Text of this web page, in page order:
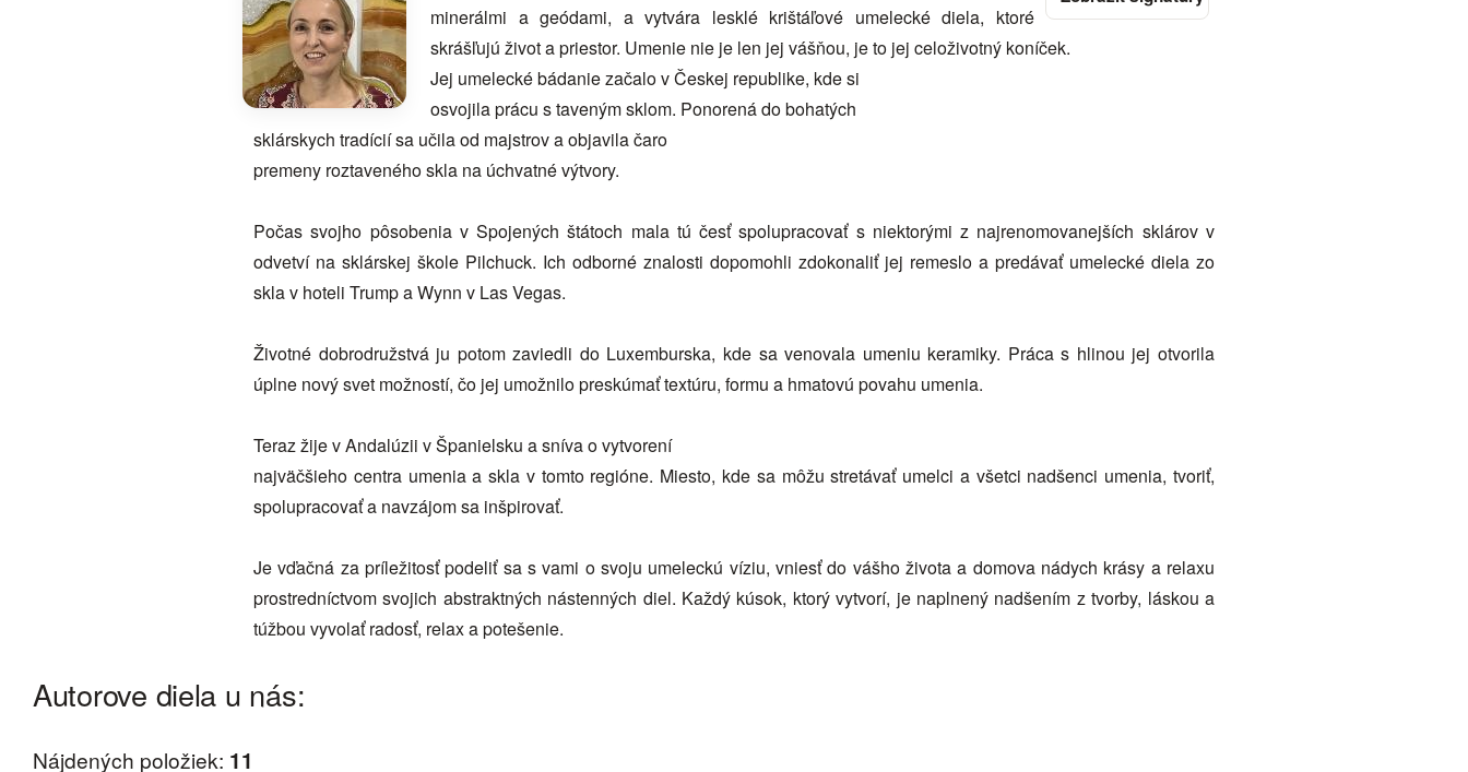
minerálmi a geódami, a vytvára lesklé krištáľové umelecké diela, ktoré
skrášľujú život a priestor. Umenie nie je len jej vášňou, je to jej celoživotný koníček.
Jej umelecké bádanie začalo v Českej republike, kde si
osvojila prácu s taveným sklom. Ponorená do bohatých
sklárskych tradícií sa učila od majstrov a objavila čaro
premeny roztaveného skla na úchvatné výtvory.
Počas svojho pôsobenia v Spojených štátoch mala tú česť spolupracovať s niektorými z najrenomovanejších sklárov v
odvetví na sklárskej škole Pilchuck. Ich odborné znalosti dopomohli zdokonaliť jej remeslo a predávať umelecké diela zo
skla v hoteli Trump a Wynn v Las Vegas.
Životné dobrodružstvá ju potom zaviedli do Luxemburska, kde sa venovala umeniu keramiky. Práca s hlinou jej otvorila
úplne nový svet možností, čo jej umožnilo preskúmať textúru, formu a hmatovú povahu umenia.
Teraz žije v Andalúzii v Španielsku a sníva o vytvorení
najväčšieho centra umenia a skla v tomto regióne. Miesto, kde sa môžu stretávať umelci a všetci nadšenci umenia, tvoriť,
spolupracovať a navzájom sa inšpirovať.
Je vďačná za príležitosť podeliť sa s vami o svoju umeleckú víziu, vniesť do vášho života a domova nádych krásy a relaxu
prostredníctvom svojich abstraktných nástenných diel. Každý kúsok, ktorý vytvorí, je naplnený nadšením z tvorby, láskou a
túžbou vyvolať radosť, relax a potešenie.
Autorove diela u nás:
Nájdených položiek: 11